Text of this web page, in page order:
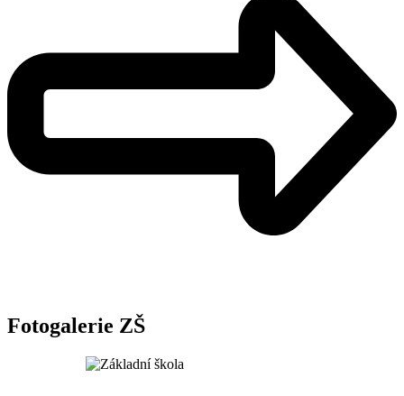
Fotogalerie ZŠ